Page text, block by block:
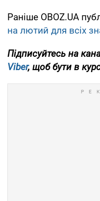
Раніше OBOZ.UA
на лютий для всіх
Підписуйтесь на
Viber, щоб бути в